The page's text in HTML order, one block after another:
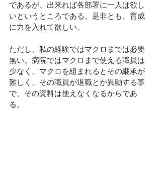
であるが、出来れば各部署に一人は欲し
いというところである。是非とも、育成
に力を入れて欲しい。
ただし、私の経験ではマクロまでは必要
無い。病院ではマクロまで使える職員は
少なく、マクロを組まれるとその継承が
難しく、その職員が退職とか異動する事
で、その資料は使えなくなるからであ
る。